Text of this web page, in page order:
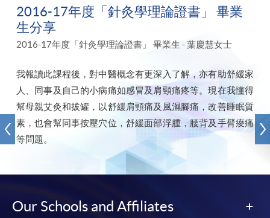
2016-17年度「針灸學理論證書」 畢業
生分享
2016-17年度「針灸學理論證書」 畢業生 - 葉慶慧女士
我報讀此課程後，對中醫概念有更深入了解，亦有助舒緩家
人、同事及自己的小病痛如感冒及肩頸痛疼等。現在我懂得
幫母親艾灸和拔罐，以舒緩肩頸痛及風濕腳痛，改善睡眠質
素，也會幫同事按壓穴位，舒緩面部浮腫，腰背及手臂痠痛
等問題。
Our Schools and Affiliates